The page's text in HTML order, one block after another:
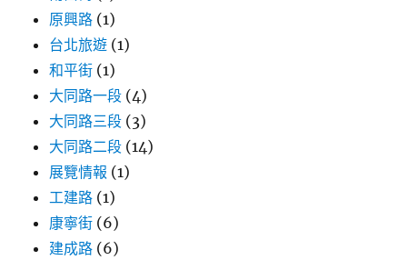
原興路 (1)
台北旅遊 (1)
和平街 (1)
大同路一段 (4)
大同路三段 (3)
大同路二段 (14)
展覽情報 (1)
工建路 (1)
康寧街 (6)
建成路 (6)